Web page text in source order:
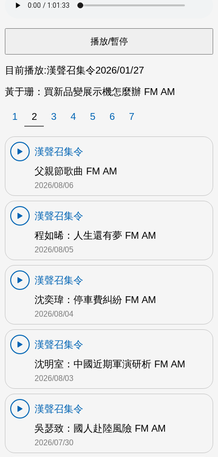
目前播放:漢聲召集令2026/01/27
黃于珊：買新品變展示機怎麼辦 FM AM
1 2 3 4 5 6 7
漢聲召集令
父親節歌曲 FM AM
2026/08/06
漢聲召集令
程如晞：人生還有夢 FM AM
2026/08/05
漢聲召集令
沈奕瑋：停車費糾紛 FM AM
2026/08/04
漢聲召集令
沈明室：中國近期軍演研析 FM AM
2026/08/03
漢聲召集令
吳瑟致：國人赴陸風險 FM AM
2026/07/30